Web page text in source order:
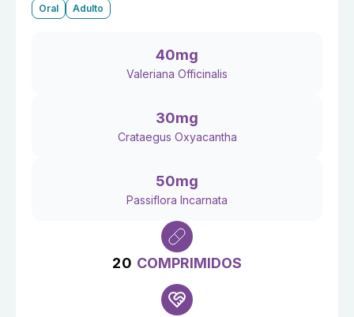
Oral Adulto
40mg
Valeriana Officinalis
30mg
Crataegus Oxyacantha
50mg
Passiflora Incarnata
20 COMPRIMIDOS